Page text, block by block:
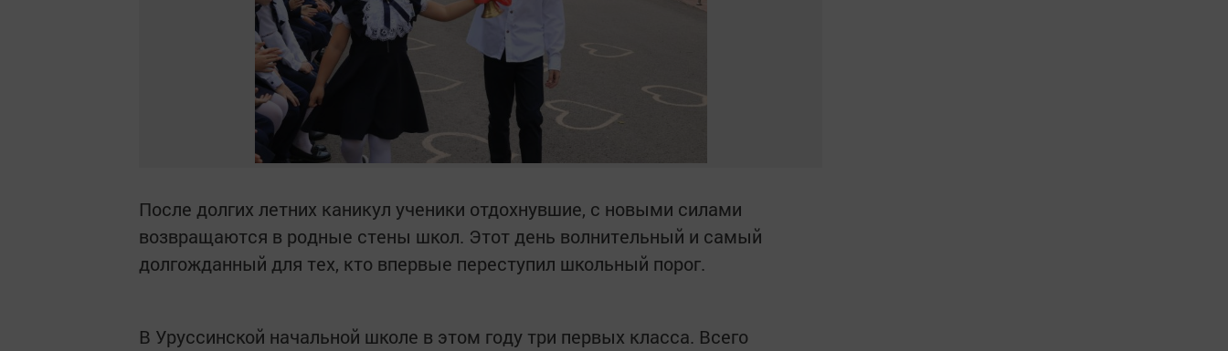
После долгих летних каникул ученики отдохнувшие, с новыми силами
возвращаются в родные стены школ. Этот день волнительный и самый
долгожданный для тех, кто впервые переступил школьный порог.
В Уруссинской начальной школе в этом году три первых класса. Всего